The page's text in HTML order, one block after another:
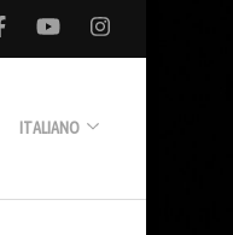
ITALIANO